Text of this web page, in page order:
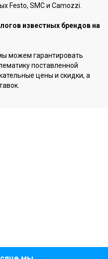
Festo, SMC и Camozzi.
известных брендов на
можем гарантировать
поставленной
цены и скидки, а